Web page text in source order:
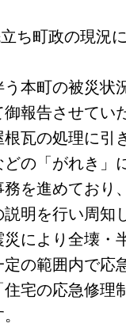
ち町政の現況
本町の被災状
報告させてい
瓦の処理に引
の「がれき」
を進めており
明を行い周知
災により全壊・
の範囲内で応
宅の応急修理